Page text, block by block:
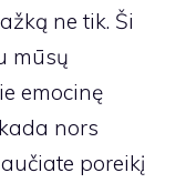
ne tik. Ši
mūsų
emocinę
nors
poreikį